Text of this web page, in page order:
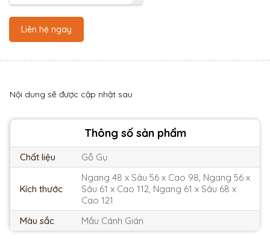
Liên hệ ngay
Thông số sản phẩm
Chất liệu Gỗ Gụ
Kích thước
Ngang 48 x Sâu 56 x Cao 98, Ngang 56 x
Sâu 61 x Cao 112, Ngang 61 x Sâu 68 x
Cao 121
Màu sắc
Mầu Cánh Gián
Nội dung sẽ được cập nhật sau